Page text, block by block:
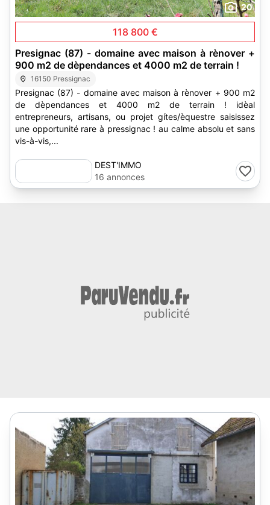
20
118 800 €
Presignac (87) - domaine avec maison à rènover +
900 m2 de dèpendances et 4000 m2 de terrain !
16150 Pressignac
Presignac (87) - domaine avec maison à rènover + 900 m2
de dèpendances et 4000 m2 de terrain ! idèal
entrepreneurs, artisans, ou projet gítes/èquestre saisissez
une opportunité rare à pressignac ! au calme absolu et sans
vis-à-vis,...
DEST'IMMO
16 annonces